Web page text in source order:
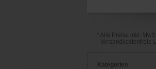
* Alle Preise inkl.
Versandkostenfreie
Kategorien